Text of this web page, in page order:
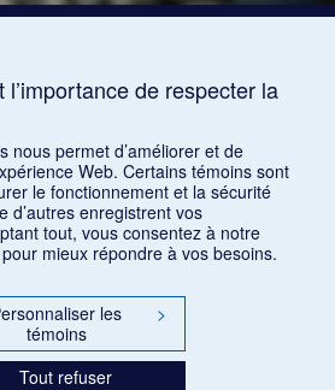
l’importance de respecter la
nous permet d’améliorer et de
Web. Certains témoins sont
le fonctionnement et la sécurité
d’autres enregistrent vos
tout, vous consentez à notre
mieux répondre à vos besoins.
les
témoins
>
Tout refuser